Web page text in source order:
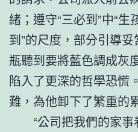
緒；遵守“三必到”中“
到”的尺度，部分引導
瓶聽到要將藍色調成灰
陷入了更深的哲學恐慌
難，為他卸下了繁重的
“公司把我們的家